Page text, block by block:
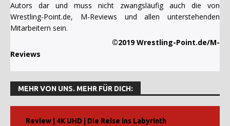
Autors dar und muss nicht zwangsläufig auch die von
Wrestling-Point.de, M-Reviews und allen unterstehenden
Mitarbeitern sein.
©2019 Wrestling-Point.de/M-
Reviews
MEHR VON UNS. MEHR FÜR DICH:
Review | 4K UHD | Die Reise ins Labyrinth